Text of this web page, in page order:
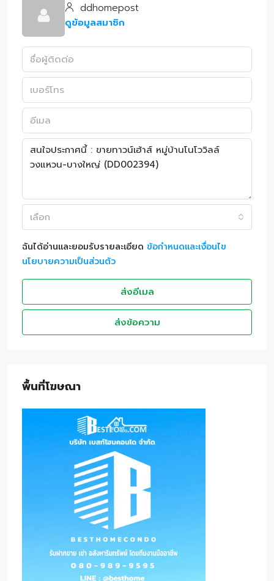
ddhomepost
ดูข้อมูลสมาชิก
เลือก
ฉันได้อ่านและยอมรับรายละเอียด ข้อกำหนดและเงื่อนไข
นโยบายความเป็นส่วนตัว
ส่งอีเมล
ส่งข้อความ
พื้นที่โฆษณา